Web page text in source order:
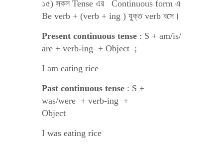
১৫) সকল Tense এর Continuous form এ
Be verb + (verb + ing ) যুক্ত verb বসে।
Present continuous tense : S + am/is/
are + verb-ing + Object ;
I am eating rice
Past continuous tense : S +
was/were + verb-ing +
Object
I was eating rice